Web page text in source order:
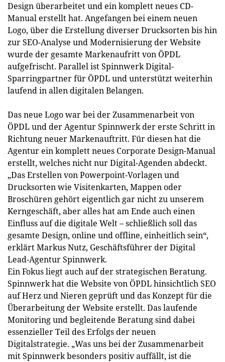
Design überarbeitet und ein komplett neues CD-
Manual erstellt hat. Angefangen bei einem neuen
Logo, über die Erstellung diverser Drucksorten bis hin
zur SEO-Analyse und Modernisierung der Website
wurde der gesamte Markenaufritt von ÖPDL
aufgefrischt. Parallel ist Spinnwerk Digital-
Sparringpartner für ÖPDL und unterstützt weiterhin
laufend in allen digitalen Belangen.
Das neue Logo war bei der Zusammenarbeit von
ÖPDL und der Agentur Spinnwerk der erste Schritt in
Richtung neuer Markenauftritt. Für diesen hat die
Agentur ein komplett neues Corporate Design-Manual
erstellt, welches nicht nur Digital-Agenden abdeckt.
„Das Erstellen von Powerpoint-Vorlagen und
Drucksorten wie Visitenkarten, Mappen oder
Broschüren gehört eigentlich gar nicht zu unserem
Kerngeschäft, aber alles hat am Ende auch einen
Einfluss auf die digitale Welt – schließlich soll das
gesamte Design, online und offline, einheitlich sein“,
erklärt Markus Nutz, Geschäftsführer der Digital
Lead-Agentur Spinnwerk.
Ein Fokus liegt auch auf der strategischen Beratung.
Spinnwerk hat die Website von ÖPDL hinsichtlich SEO
auf Herz und Nieren geprüft und das Konzept für die
Überarbeitung der Website erstellt. Das laufende
Monitoring und begleitende Beratung sind dabei
essenzieller Teil des Erfolgs der neuen
Digitalstrategie. „Was uns bei der Zusammenarbeit
mit Spinnwerk besonders positiv auffällt, ist die